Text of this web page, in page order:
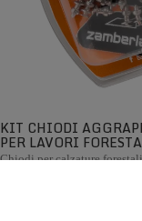
KIT CHIODI
PER LAVORI
Chiodi per calzature